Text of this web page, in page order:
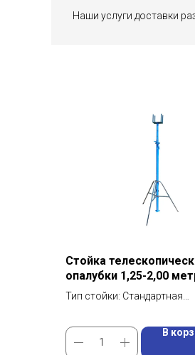
Наши услуги доставки
Стойка
опалубки 1,25-2,00
Тип стойки: Стандартная
Размер: 1,25-2,00 м
В